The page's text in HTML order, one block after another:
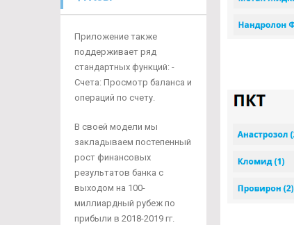
Приложение также
поддерживает ряд
стандартных функций: -
Счета: Просмотр баланса и
операций по счету.
В своей модели мы
закладываем постепенный
рост финансовых
результатов банка с
выходом на 100-
миллиардный рубеж по
прибыли в 2018-2019 гг.